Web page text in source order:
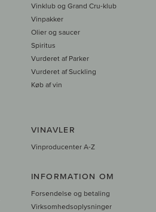
Vinklub og Grand Cru-klub
Vinpakker
Olier og saucer
Spiritus
Vurderet af Parker
Vurderet af Suckling
Køb af vin
VINAVLER
Vinproducenter A-Z
INFORMATION OM
Forsendelse og betaling
Virksomhedsoplysninger